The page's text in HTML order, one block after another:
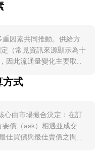
因素共同推動。供給方
（常見資訊來源顯示為十
因此流通量變化主要取決
額解鎖或金庫分發增加流
押（如 stETH）與多鏈擴
及與其他 DeFi 協議的整
的關注度，進而影響對
方式
心由市場撮合決定：在訂
價（ask）相遇並成交
佳買價與最佳賣價之間的